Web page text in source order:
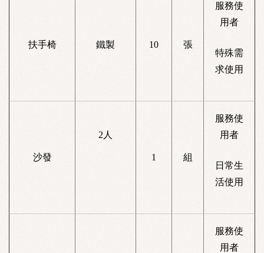
扶手椅 鐵製 10 張
服務使
用者
特殊需
求使用
沙發
2人
1 組
服務使
用者
日常生
活使用
服務使
用者